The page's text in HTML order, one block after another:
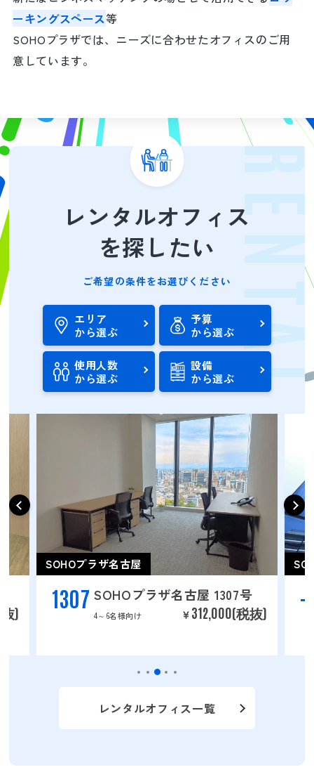
ーキングスペース等
SOHOプラザでは、ニーズに合わせたオフィスのご用
意しています。
レンタルオフィス
を探したい
ご希望の条件をお選びください
エリア
から選ぶ
予算
から選ぶ
使用人数
から選ぶ
設備
から選ぶ
)
SOHOプラザ名古屋
1307 SOHOプラザ名古屋 1307号
4～6名様向け ￥312,000(税抜)
-
レンタルオフィス一覧